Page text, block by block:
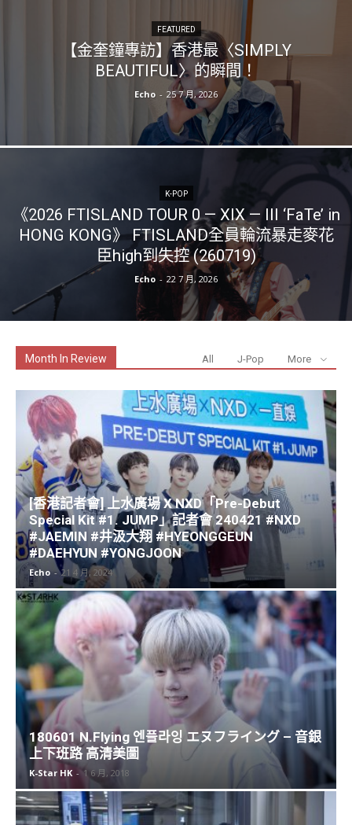
FEATURED
【金奎鐘專訪】香港最〈SIMPLY
BEAUTIFUL〉的瞬間！
Echo - 25 7 月, 2026
K-POP
《2026 FTISLAND TOUR 0 — XIX — III ‘FaTe’ in
HONG KONG》 FTISLAND全員輪流暴走麥花
臣high到失控 (260719)
Echo - 22 7 月, 2026
Month In Review All J-Pop More
[香港記者會] 上水廣場 X NXD「Pre-Debut
Special Kit #1. JUMP」記者會 240421 #NXD
#JAEMIN #井汲大翔 #HYEONGGEUN
#DAEHYUN #YONGJOON
Echo - 21 4 月, 2024
180601 N.Flying 엔플라잉 エヌフライング – 音銀
上下班路 高清美圖
K-Star HK - 1 6 月, 2018